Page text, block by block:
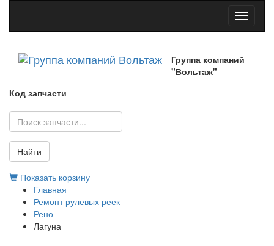
Toggle
Группа компаний
"Вольтаж"
Код запчасти
Найти
Показать корзину
Главная
Ремонт рулевых реек
Рено
Лагуна